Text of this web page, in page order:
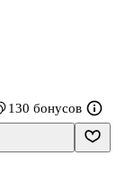
130 бонусов